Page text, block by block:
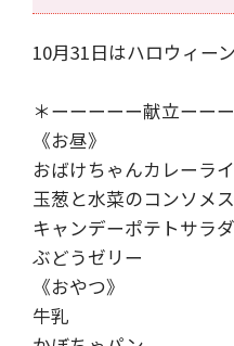
10月31日はハロウィー
＊ーーーーー献立ーー
《お昼》
おばけちゃんカレーラ
玉葱と水菜のコンソメ
キャンデーポテトサラダ
ぶどうゼリー
《おやつ》
牛乳